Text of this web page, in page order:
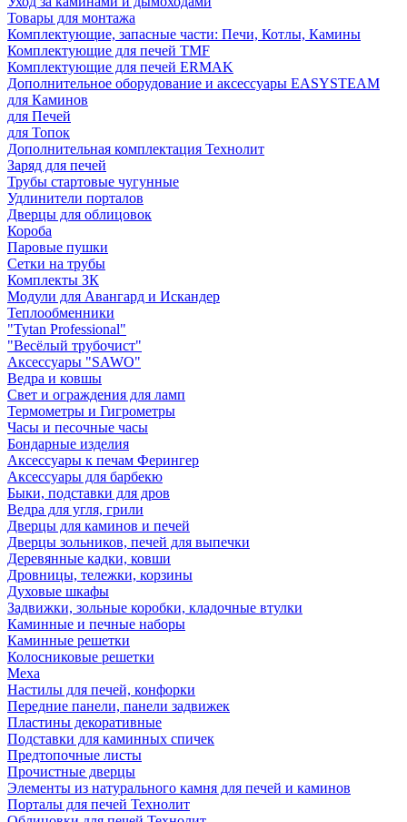
Товары для монтажа
Комплектующие, запасные части: Печи, Котлы, Камины
Комплектующие для печей TMF
Комплектующие для печей ERMAK
Дополнительное оборудование и аксессуары EASYSTEAM
для Каминов
для Печей
для Топок
Дополнительная комплектация Технолит
Заряд для печей
Трубы стартовые чугунные
Удлинители порталов
Дверцы для облицовок
Короба
Паровые пушки
Сетки на трубы
Комплекты ЗК
Модули для Авангард и Искандер
Теплообменники
"Tytan Professional"
"Весёлый трубочист"
Аксессуары "SAWO"
Ведра и ковшы
Свет и ограждения для ламп
Термометры и Гигрометры
Часы и песочные часы
Бондарные изделия
Аксессуары к печам Ферингер
Аксессуары для барбекю
Быки, подставки для дров
Ведра для угля, грили
Дверцы для каминов и печей
Дверцы зольников, печей для выпечки
Деревянные кадки, ковши
Дровницы, тележки, корзины
Духовые шкафы
Задвижки, зольные коробки, кладочные втулки
Каминные и печные наборы
Каминные решетки
Колосниковые решетки
Меха
Настилы для печей, конфорки
Передние панели, панели задвижек
Пластины декоративные
Подставки для каминных спичек
Предтопочные листы
Прочистные дверцы
Элементы из натурального камня для печей и каминов
Порталы для печей Технолит